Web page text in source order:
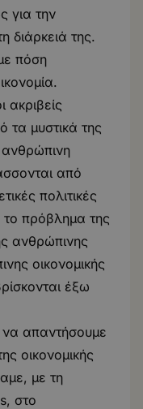
για την
διάρκειά της.
πόση
τα μυστικά της
από
πολιτικές
το πρόβλημα της
ανθρώπινης
οικονομικής
έξω
απαντήσουμε
οικονομικής
με τη
στο